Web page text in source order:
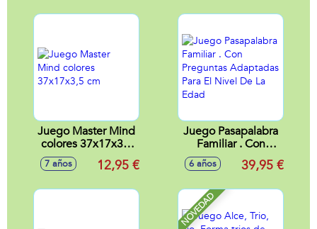
Juego Master Mind
colores 37x17x3,5
7 años 12,95 €
Juego Pasapalabra
Familiar . Con
Preguntas
Adaptadas Para El
6 años 39,95 €
NOVEDAD